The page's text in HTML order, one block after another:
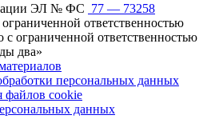
ЭЛ № ФС 77 — 73258
ответственностью
ограниченной ответственностью
два»
персональных данных
файлов cookie
данных